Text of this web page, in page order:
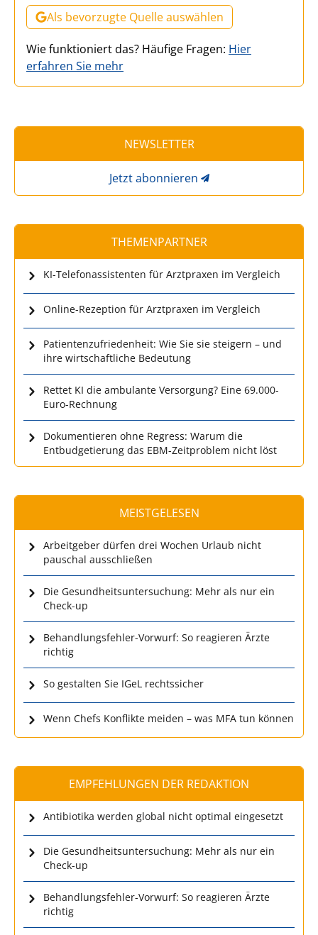
Als bevorzugte Quelle auswählen
Wie funktioniert das? Häufige Fragen: Hier
erfahren Sie mehr
NEWSLETTER
Jetzt abonnieren
THEMENPARTNER
KI-Telefonassistenten für Arztpraxen im Vergleich
Online-Rezeption für Arztpraxen im Vergleich
Patientenzufriedenheit: Wie Sie sie steigern – und
ihre wirtschaftliche Bedeutung
Rettet KI die ambulante Versorgung? Eine 69.000-
Euro-Rechnung
Dokumentieren ohne Regress: Warum die
Entbudgetierung das EBM-Zeitproblem nicht löst
MEISTGELESEN
Arbeitgeber dürfen drei Wochen Urlaub nicht
pauschal ausschließen
Die Gesundheitsuntersuchung: Mehr als nur ein
Check-up
Behandlungsfehler-Vorwurf: So reagieren Ärzte
richtig
So gestalten Sie IGeL rechtssicher
Wenn Chefs Konflikte meiden – was MFA tun können
EMPFEHLUNGEN DER REDAKTION
Antibiotika werden global nicht optimal eingesetzt
Die Gesundheitsuntersuchung: Mehr als nur ein
Check-up
Behandlungsfehler-Vorwurf: So reagieren Ärzte
richtig